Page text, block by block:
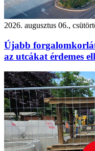
2026. augusztus 06.,
Újabb
az utcákat érdemes